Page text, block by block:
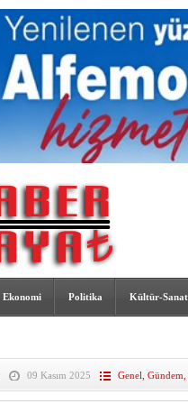
Ekonomi Politika Kültür-Sanat
09 Kasım 2025 Genel Gündem